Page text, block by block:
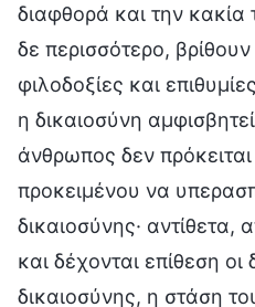
διαφθορά και την
δε περισσότερο,
φιλοδοξίες και
η δικαιοσύνη
άνθρωπος δεν πρόκειται
προκειμένου να
δικαιοσύνης· αντίθετα,
και δέχονται επίθεση οι
δικαιοσύνης, η στάση